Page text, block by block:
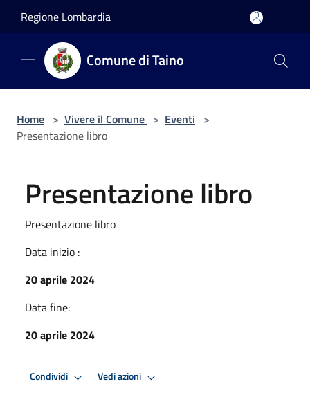
Regione Lombardia
Comune di Taino
Home > Vivere il Comune > Eventi >
Presentazione libro
Presentazione libro
Presentazione libro
Data inizio :
20 aprile 2024
Data fine:
20 aprile 2024
Condividi Vedi azioni